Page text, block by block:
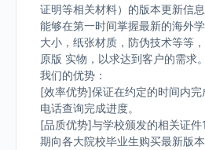
证明等相关材料）的版本更新信息
能够在第一时间掌握最新的海外
大小，纸张材质，防伪技术等等
原版 实物，以求达到客户的需求。
我们的优势：
[效率优势]保证在约定的时间内
电话查询完成进度。
[品质优势]与学校颁发的相关证件
期向各大院校毕业生购买最新版